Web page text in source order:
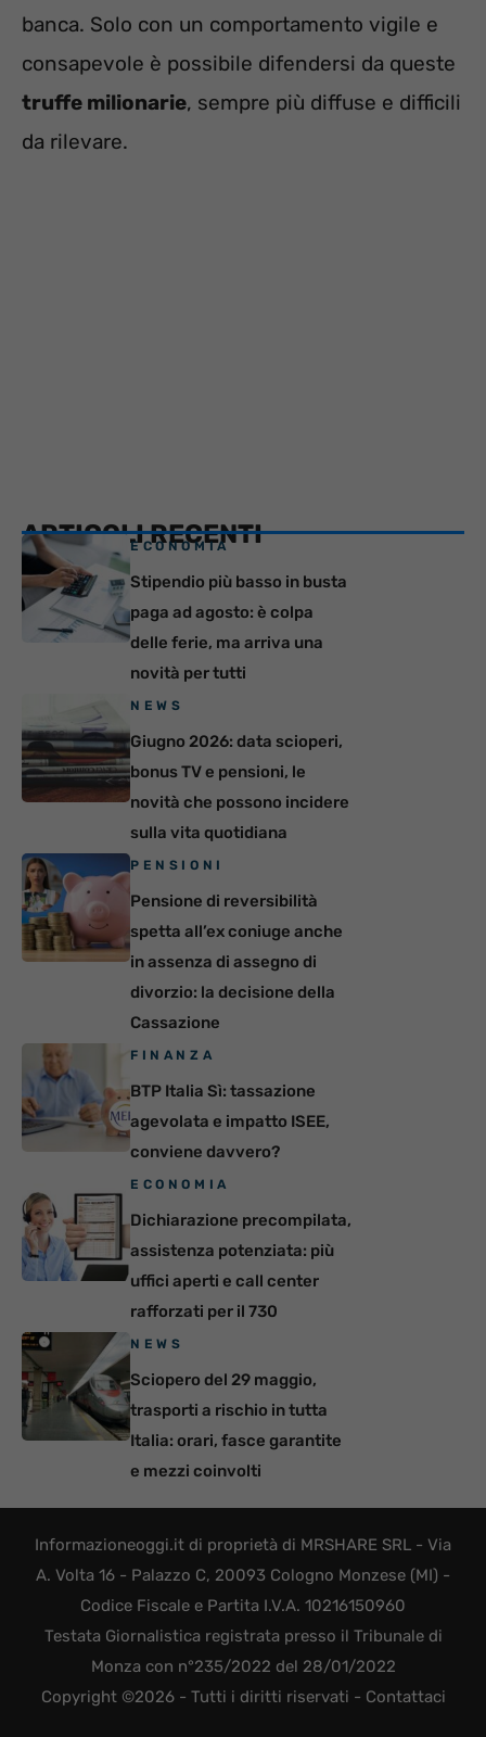
banca. Solo con un comportamento vigile e
consapevole è possibile difendersi da queste
truffe milionarie, sempre più diffuse e difficili
da rilevare.
ARTICOLI RECENTI
ECONOMIA
Stipendio più basso in busta
paga ad agosto: è colpa
delle ferie, ma arriva una
novità per tutti
NEWS
Giugno 2026: data scioperi,
bonus TV e pensioni, le
novità che possono incidere
sulla vita quotidiana
PENSIONI
Pensione di reversibilità
spetta all’ex coniuge anche
in assenza di assegno di
divorzio: la decisione della
Cassazione
FINANZA
BTP Italia Sì: tassazione
agevolata e impatto ISEE,
conviene davvero?
ECONOMIA
Dichiarazione precompilata,
assistenza potenziata: più
uffici aperti e call center
rafforzati per il 730
NEWS
Sciopero del 29 maggio,
trasporti a rischio in tutta
Italia: orari, fasce garantite
e mezzi coinvolti
Informazioneoggi.it di proprietà di MRSHARE SRL - Via
A. Volta 16 - Palazzo C, 20093 Cologno Monzese (MI) -
Codice Fiscale e Partita I.V.A. 10216150960
Testata Giornalistica registrata presso il Tribunale di
Monza con n°235/2022 del 28/01/2022
Copyright ©2026 - Tutti i diritti riservati - Contattaci